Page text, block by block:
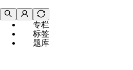
专栏
标签
题库